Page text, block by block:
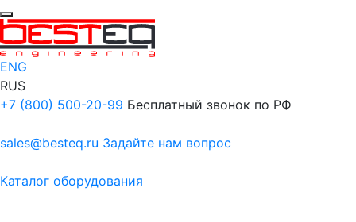
ENG
RUS
+7 (800) 500-20-99 Бесплатный звонок по РФ
sales@besteq.ru Задайте нам вопрос
Каталог оборудования